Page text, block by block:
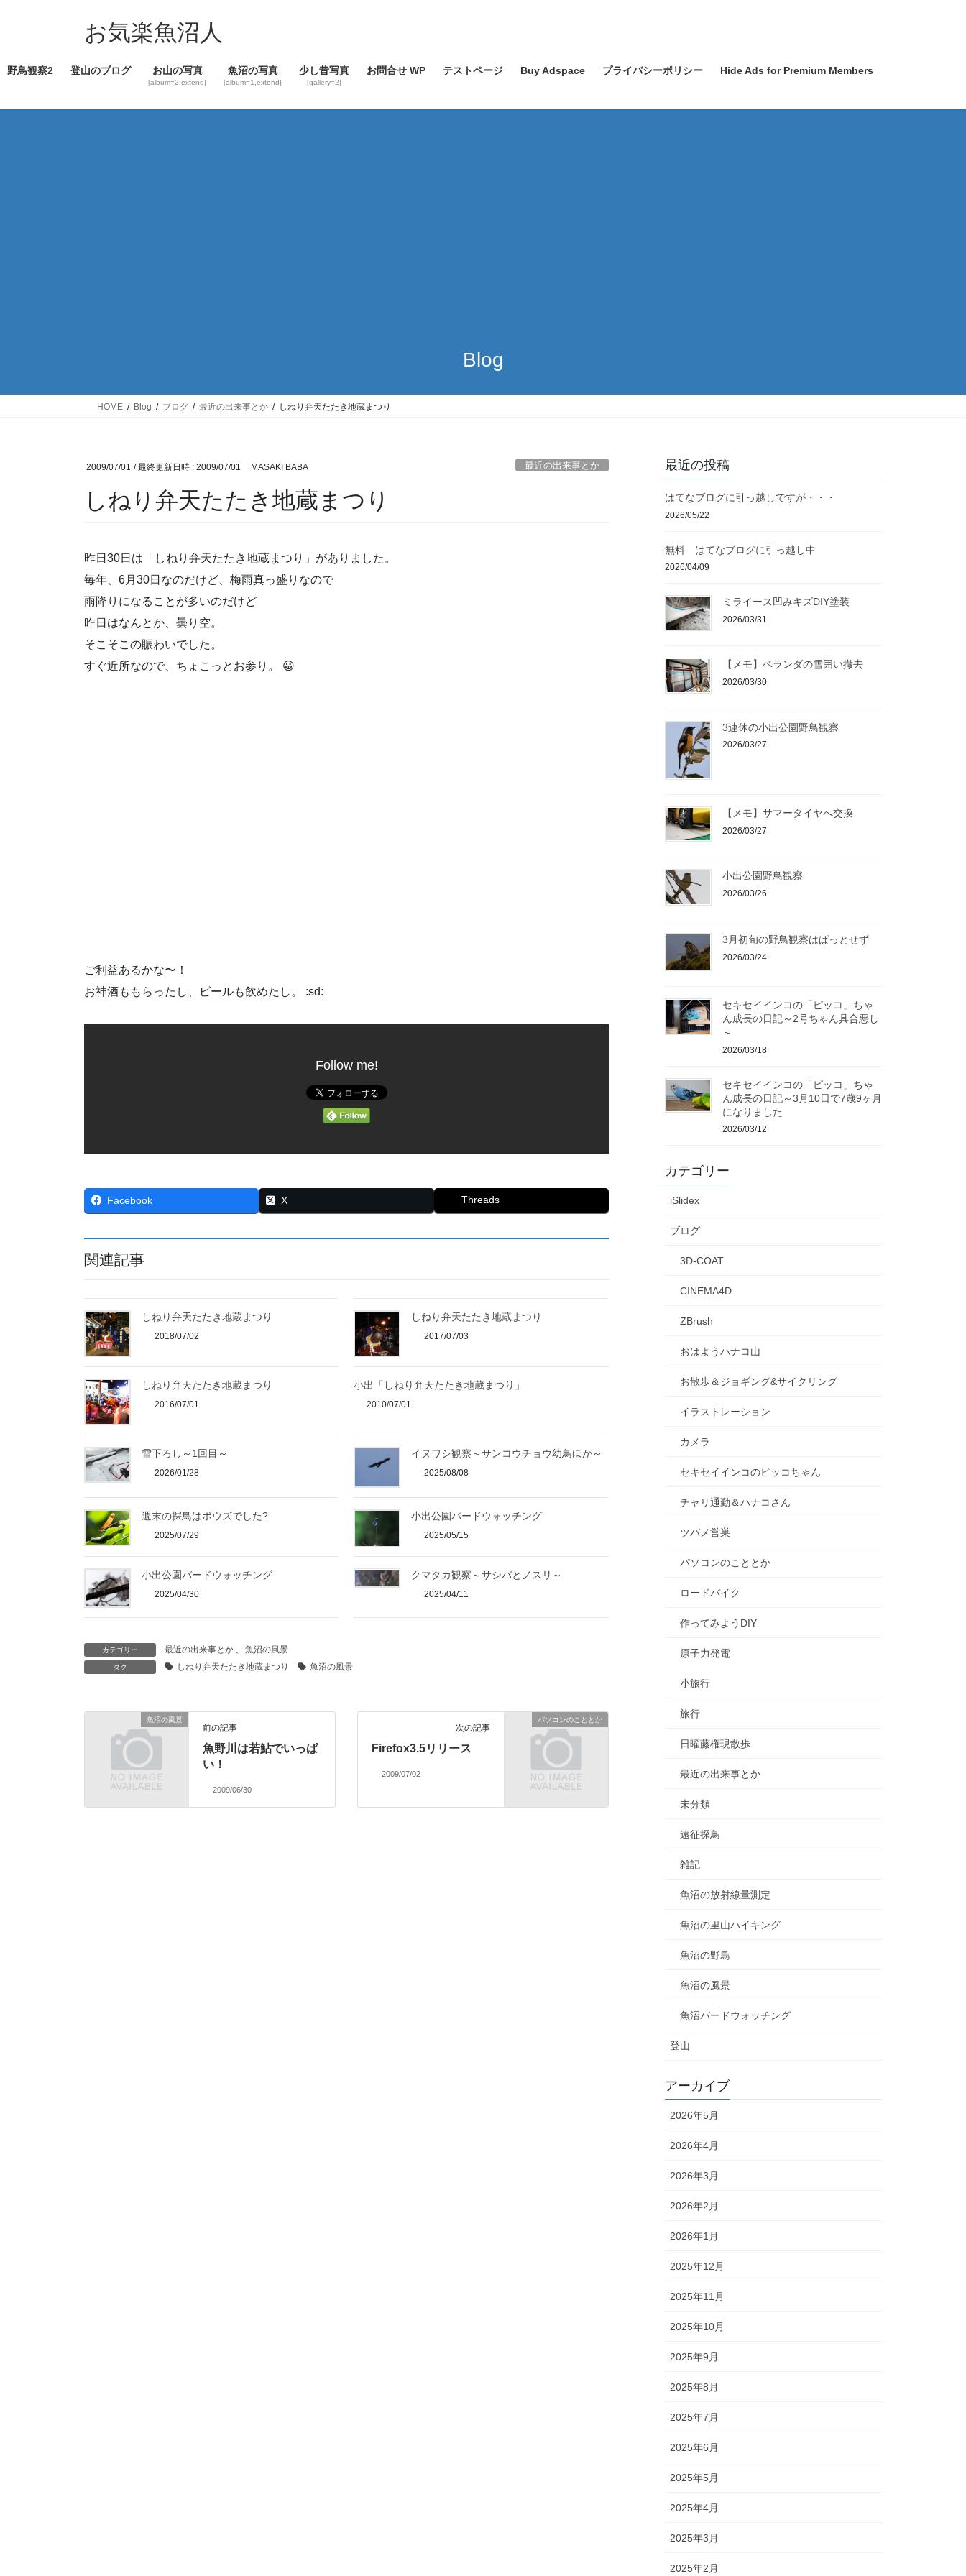
ツ
ス
シ
ン
お気楽魚沼人
野鳥観察2 登山のブログ お山の写真
[album=2,extend]
魚沼の写真
[album=1,extend]
少し昔写真
[gallery=2]
お問合せ WP テストページ Buy Adspace プライバシーポリシー Hide Ads for Premium Members
Blog
HOME Blog ブログ 最近の出来事とか しねり弁天たたき地蔵まつり
2009/07/01 / 最終更新日時 : 2009/07/01 MASAKI BABA 最近の出来事とか
しねり弁天たたき地蔵まつり
昨日30日は「しねり弁天たたき地蔵まつり」がありました。
毎年、6月30日なのだけど、梅雨真っ盛りなので
雨降りになることが多いのだけど
昨日はなんとか、曇り空。
そこそこの賑わいでした。
すぐ近所なので、ちょこっとお参り。 😀
ご利益あるかな〜！
お神酒ももらったし、ビールも飲めたし。 :sd:
Follow me!
Facebook X Threads
関連記事
しねり弁天たたき地蔵まつり
2018/07/02
しねり弁天たたき地蔵まつり
2017/07/03
しねり弁天たたき地蔵まつり
2016/07/01
小出「しねり弁天たたき地蔵まつり」
2010/07/01
雪下ろし～1回目～
2026/01/28
イヌワシ観察～サンコウチョウ幼鳥ほか～
2025/08/08
週末の探鳥はボウズでした?
2025/07/29
小出公園バードウォッチング
2025/05/15
小出公園バードウォッチング
2025/04/30
クマタカ観察～サシバとノスリ～
2025/04/11
カテゴリー 最近の出来事とか 魚沼の風景
タグ しねり弁天たたき地蔵まつり 魚沼の風景
魚沼の風景
前の記事
魚野川は若鮎でいっぱ
い！
2009/06/30
パソコンのこととか
次の記事
Firefox3.5リリース
2009/07/02
最近の投稿
はてなブログに引っ越しですが・・・
2026/05/22
無料 はてなブログに引っ越し中
2026/04/09
ミライース凹みキズDIY塗装
2026/03/31
【メモ】ベランダの雪囲い撤去
2026/03/30
3連休の小出公園野鳥観察
2026/03/27
【メモ】サマータイヤへ交換
2026/03/27
小出公園野鳥観察
2026/03/26
3月初旬の野鳥観察はぱっとせず
2026/03/24
セキセイインコの「ピッコ」ちゃ
ん成長の日記～2号ちゃん具合悪し
～
2026/03/18
セキセイインコの「ピッコ」ちゃ
ん成長の日記～3月10日で7歳9ヶ月
になりました
2026/03/12
カテゴリー
iSlidex
ブログ
3D-COAT
CINEMA4D
ZBrush
おはようハナコ山
お散歩＆ジョギング&サイクリング
イラストレーション
カメラ
セキセイインコのピッコちゃん
チャリ通勤＆ハナコさん
ツバメ営巣
パソコンのこととか
ロードバイク
作ってみようDIY
原子力発電
小旅行
旅行
日曜藤権現散歩
最近の出来事とか
未分類
遠征探鳥
雑記
魚沼の放射線量測定
魚沼の里山ハイキング
魚沼の野鳥
魚沼の風景
魚沼バードウォッチング
登山
アーカイブ
2026年5月
2026年4月
2026年3月
2026年2月
2026年1月
2025年12月
2025年11月
2025年10月
2025年9月
2025年8月
2025年7月
2025年6月
2025年5月
2025年4月
2025年3月
2025年2月